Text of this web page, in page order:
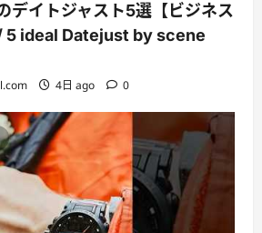
デイトジャスト5選【ビジネス
5 ideal Datejust by scene
4日 ago 0